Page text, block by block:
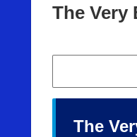
The Very
The